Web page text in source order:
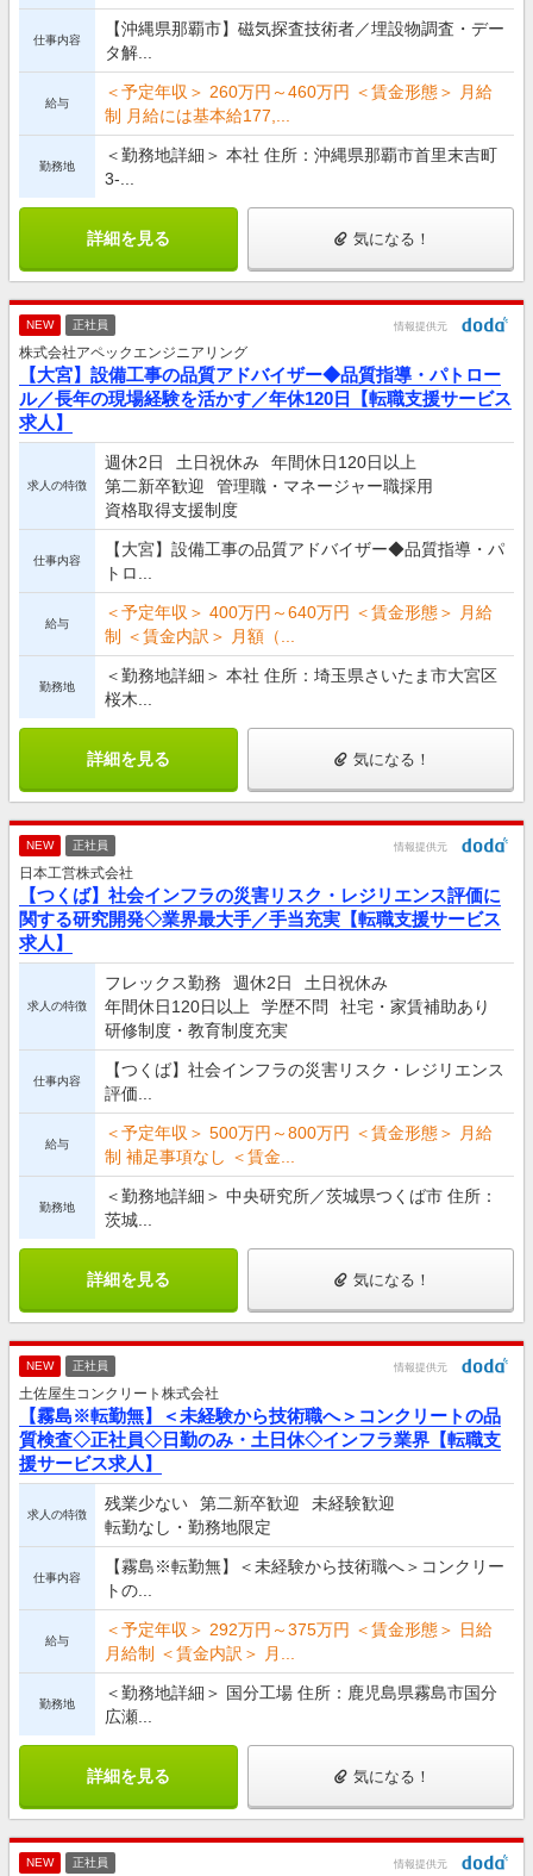
仕事内容
【沖縄県那覇市】磁気探査技術者／埋設物調査・デー
タ解...
給与
＜予定年収＞ 260万円～460万円 ＜賃金形態＞ 月給
制 月給には基本給177,...
勤務地
＜勤務地詳細＞ 本社 住所：沖縄県那覇市首里末吉町
3-...
詳細を見る 気になる！
NEW 正社員 情報提供元
株式会社アペックエンジニアリング
【大宮】設備工事の品質アドバイザー◆品質指導・パトロー
ル／長年の現場経験を活かす／年休120日【転職支援サービス
求人】
求人の特徴
週休2日 土日祝休み
年間休日120日以上
第二新卒歓迎
管理職・マネージャー職採用
資格取得支援制度
仕事内容
【大宮】設備工事の品質アドバイザー◆品質指導・パ
トロ...
給与
＜予定年収＞ 400万円～640万円 ＜賃金形態＞ 月給
制 ＜賃金内訳＞ 月額（...
勤務地
＜勤務地詳細＞ 本社 住所：埼玉県さいたま市大宮区
桜木...
詳細を見る 気になる！
NEW 正社員 情報提供元
日本工営株式会社
【つくば】社会インフラの災害リスク・レジリエンス評価に
関する研究開発◇業界最大手／手当充実【転職支援サービス
求人】
求人の特徴
フレックス勤務 週休2日
土日祝休み
年間休日120日以上
学歴不問
社宅・家賃補助あり
研修制度・教育制度充実
仕事内容
【つくば】社会インフラの災害リスク・レジリエンス
評価...
給与
＜予定年収＞ 500万円～800万円 ＜賃金形態＞ 月給
制 補足事項なし ＜賃金...
勤務地
＜勤務地詳細＞ 中央研究所／茨城県つくば市 住所：
茨城...
詳細を見る 気になる！
NEW 正社員 情報提供元
土佐屋生コンクリート株式会社
【霧島※転勤無】＜未経験から技術職へ＞コンクリートの品
質検査◇正社員◇日勤のみ・土日休◇インフラ業界【転職支
援サービス求人】
求人の特徴
残業少ない 第二新卒歓迎
未経験歓迎
転勤なし・勤務地限定
仕事内容
【霧島※転勤無】＜未経験から技術職へ＞コンクリー
トの...
給与
＜予定年収＞ 292万円～375万円 ＜賃金形態＞ 日給
月給制 ＜賃金内訳＞ 月...
勤務地
＜勤務地詳細＞ 国分工場 住所：鹿児島県霧島市国分
広瀬...
詳細を見る 気になる！
NEW 正社員 情報提供元